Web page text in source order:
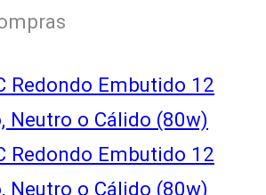
Redondo Embutido 12
Neutro o Cálido (80w)
Redondo Embutido 12
Neutro o Cálido (80w)